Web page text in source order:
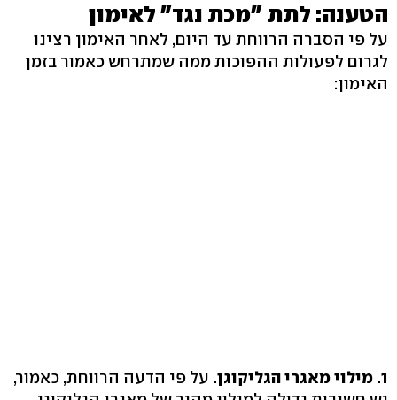
הטענה: לתת "מכת נגד" לאימון
על פי הסברה הרווחת עד היום, לאחר האימון רצינו
לגרום לפעולות ההפוכות ממה שמתרחש כאמור בזמן
האימון:
1. מילוי מאגרי הגליקוגן.
על פי הדעה הרווחת, כאמור,